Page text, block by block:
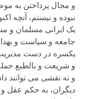
و مجال پرداختن به
نبوده و نیستم، آنچه
یک ایرانی مسلمان و
جامعه و سیاست و
یکسره در دست
و شریعت و بالطبع
و نه نقشی می توانند
دیگران، به حکم